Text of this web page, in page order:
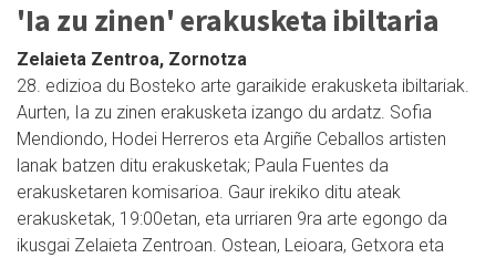
'Ia zu zinen' erakusketa ibiltaria
Zelaieta Zentroa, Zornotza
28. edizioa du Bosteko arte garaikide erakusketa ibiltariak.
Aurten, Ia zu zinen erakusketa izango du ardatz. Sofia
Mendiondo, Hodei Herreros eta Argiñe Ceballos artisten
lanak batzen ditu erakusketak; Paula Fuentes da
erakusketaren komisarioa. Gaur irekiko ditu ateak
erakusketak, 19:00etan, eta urriaren 9ra arte egongo da
ikusgai Zelaieta Zentroan. Ostean, Leioara, Getxora eta